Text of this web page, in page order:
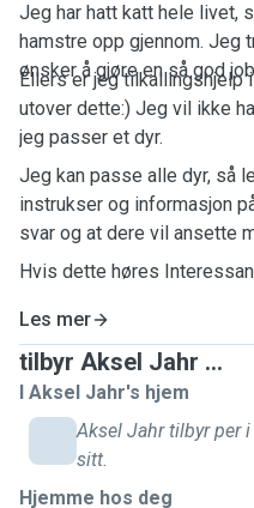
Jeg har hatt katt hele livet,
hamstre opp gjennom.
ønsker å gjøre en så god
Ellers er jeg tilkallingshjelp
utover dette:) Jeg vil ikke
jeg passer et dyr.
Jeg kan passe alle dyr, så
instrukser og informasjon
svar og at dere vil ansette
Hvis dette høres
Les mer
tilbyr Aksel Jahr ...
I Aksel Jahr's hjem
Aksel Jahr tilbyr per
sitt.
Hjemme hos deg